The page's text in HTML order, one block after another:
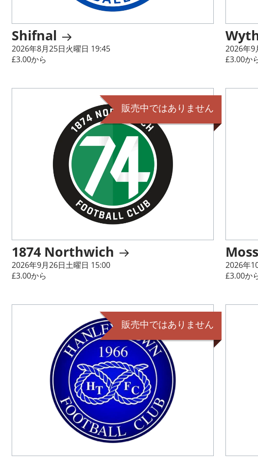
Shifnal
2026年8月25日火曜日 19:45
£3.00から
2026年9
£3.00か
販売中ではありません
1874 Northwich
2026年9月26日土曜日 15:00
£3.00から
2026年
£3.00か
販売中ではありません